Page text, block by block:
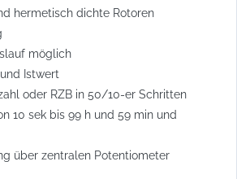
hermetisch dichte Rotoren
möglich
Istwert
oder RZB in 50/10-er Schritten
10 sek bis 99 h und 59 min und
über zentralen Potentiometer